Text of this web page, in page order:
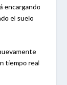
encargando
el suelo
tiempo real